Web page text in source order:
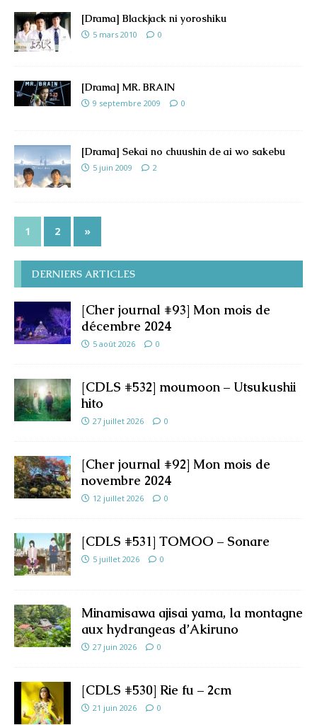
[Drama] Blackjack ni yoroshiku
5 mars 2010 0
[Drama] MR. BRAIN
9 septembre 2009 0
[Drama] Sekai no chuushin de ai wo sakebu
5 juin 2009 2
1 2 »
DERNIERS ARTICLES
[Cher journal #93] Mon mois de
décembre 2024
5 août 2026 0
[CDLS #532] moumoon – Utsukushii
hito
27 juillet 2026 0
[Cher journal #92] Mon mois de
novembre 2024
12 juillet 2026 0
[CDLS #531] TOMOO – Sonare
5 juillet 2026 0
Minamisawa ajisai yama, la montagne
aux hydrangeas d’Akiruno
27 juin 2026 0
[CDLS #530] Rie fu – 2cm
21 juin 2026 0